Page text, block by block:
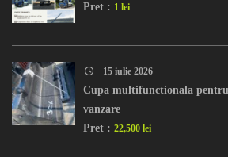
Pret : 1 lei
15 iulie 2026
Cupa multifunctionala
vanzare
Pret : 22,500 lei